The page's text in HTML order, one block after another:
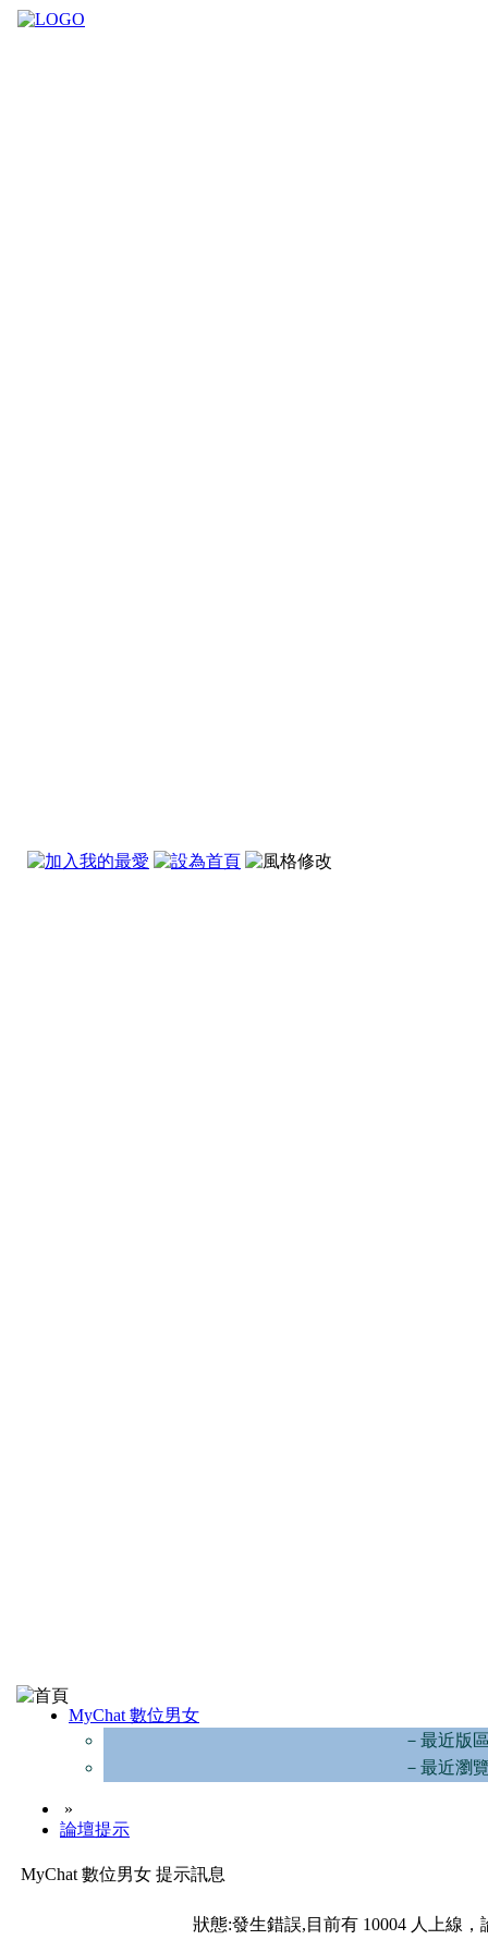
MyChat 數位男女
－最近版
－最近瀏
»
論壇提示
MyChat 數位男女 提示訊息
狀態:發生錯誤,目前有 10004 人上線